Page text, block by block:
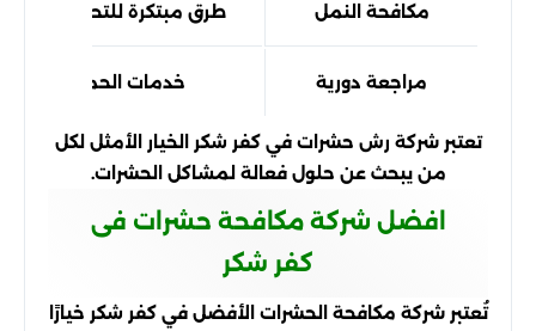
مكافحة النمل طرق مبتكرة للتحكم في infestations
مراجعة دورية خدمات الحماية
تعتبر شركة رش حشرات في كفر شكر الخيار الأمثل لكل
من يبحث عن حلول فعالة لمشاكل الحشرات.
افضل شركة مكافحة حشرات فى
كفر شكر
تُعتبر شركة مكافحة الحشرات الأفضل في كفر شكر خيارًا